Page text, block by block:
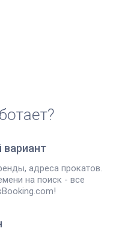
адреса прокатов.
на поиск - все